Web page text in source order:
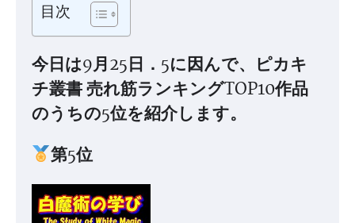
目次
今日は9月25日．5に因んで、ピカキ
チ叢書 売れ筋ランキングTOP10作品
のうちの5位を紹介します。
第5位